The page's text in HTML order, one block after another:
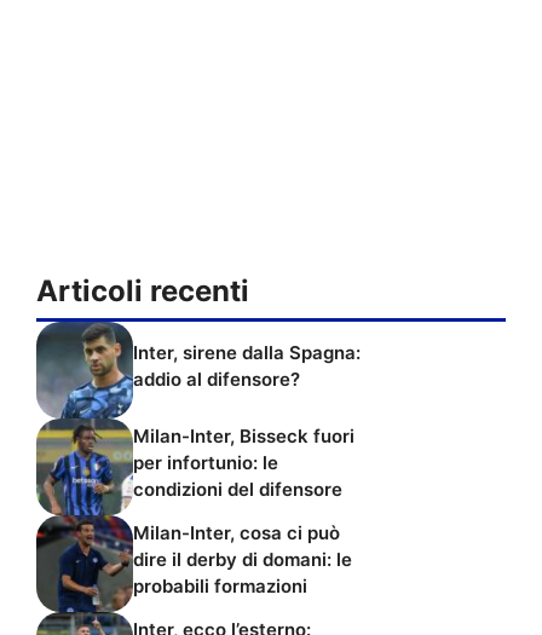
Articoli recenti
Inter, sirene dalla Spagna:
addio al difensore?
Milan-Inter, Bisseck fuori
per infortunio: le
condizioni del difensore
Milan-Inter, cosa ci può
dire il derby di domani: le
probabili formazioni
Inter, ecco l’esterno: